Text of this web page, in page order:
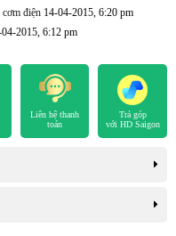
điện 14-04-2015, 6:20 pm
04-2015, 6:12 pm
Liên hệ thanh
toán
Trả góp
với HD Saigon